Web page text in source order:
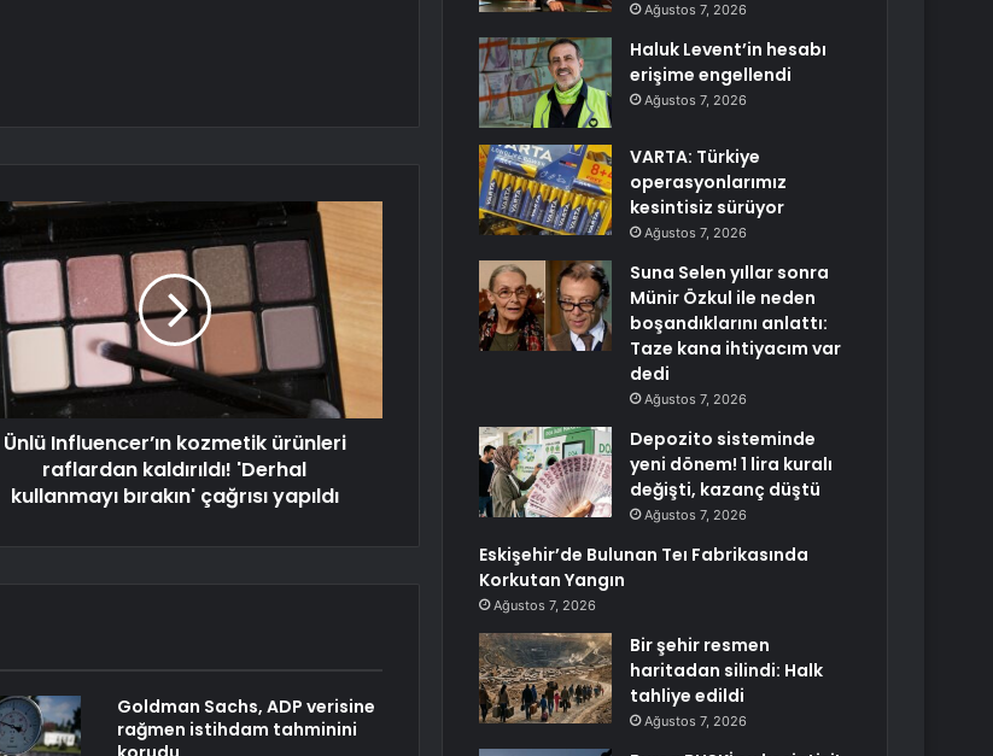
Ünlü Influencer’ın kozmetik ürünleri
raflardan kaldırıldı! 'Derhal
kullanmayı bırakın' çağrısı yapıldı
Goldman Sachs, ADP verisine
rağmen istihdam tahminini
Ağustos 7, 2026
Haluk Levent’in hesabı
erişime engellendi
Ağustos 7, 2026
VARTA: Türkiye
operasyonlarımız
kesintisiz sürüyor
Ağustos 7, 2026
Suna Selen yıllar sonra
Münir Özkul ile neden
boşandıklarını anlattı:
Taze kana ihtiyacım var
dedi
Ağustos 7, 2026
Depozito sisteminde
yeni dönem! 1 lira kuralı
değişti, kazanç düştü
Ağustos 7, 2026
Eskişehir’de Bulunan Teı Fabrikasında
Korkutan Yangın
Ağustos 7, 2026
Bir şehir resmen
haritadan silindi: Halk
tahliye edildi
Ağustos 7, 2026